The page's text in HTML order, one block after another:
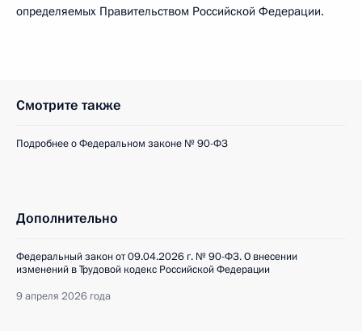
определяемых Правительством Российской Федерации.
Смотрите также
Подробнее о Федеральном законе № 90-ФЗ
Дополнительно
Федеральный закон от 09.04.2026 г. № 90-ФЗ. О внесении
изменений в Трудовой кодекс Российской Федерации
9 апреля 2026 года